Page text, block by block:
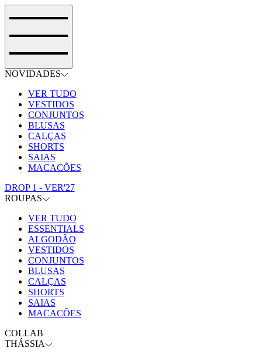
NOVIDADES
VER TUDO
VESTIDOS
CONJUNTOS
BLUSAS
CALÇAS
SHORTS
SAIAS
MACACÕES
DROP 1 - VER'27
ROUPAS
VER TUDO
ESSENTIALS
ALGODÃO
VESTIDOS
CONJUNTOS
BLUSAS
CALÇAS
SHORTS
SAIAS
MACACÕES
COLLAB
THÁSSIA